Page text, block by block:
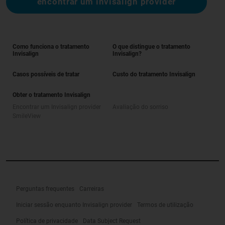
Como funciona o tratamento
Invisalign
O que distingue o tratamento
Invisalign?
Casos possíveis de tratar Custo do tratamento Invisalign
Obter o tratamento Invisalign
Perguntas frequentes Carreiras
Iniciar sessão enquanto Invisalign provider Termos de utilização
Política de privacidade Data Subject Request